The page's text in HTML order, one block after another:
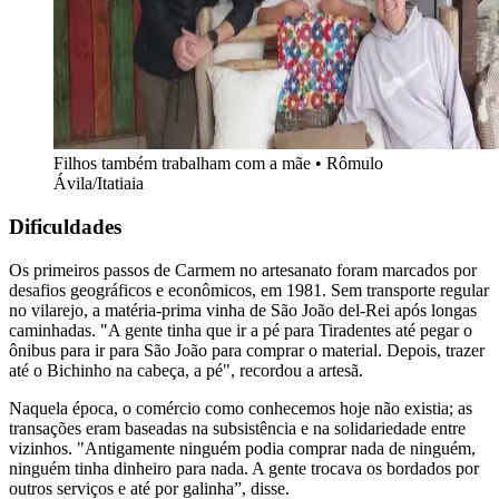
Filhos também trabalham com a mãe • Rômulo
Ávila/Itatiaia
Dificuldades
Os primeiros passos de Carmem no artesanato foram marcados por
desafios geográficos e econômicos, em 1981. Sem transporte regular
no vilarejo, a matéria-prima vinha de São João del-Rei após longas
caminhadas. "A gente tinha que ir a pé para Tiradentes até pegar o
ônibus para ir para São João para comprar o material. Depois, trazer
até o Bichinho na cabeça, a pé", recordou a artesã.
Naquela época, o comércio como conhecemos hoje não existia; as
transações eram baseadas na subsistência e na solidariedade entre
vizinhos. "Antigamente ninguém podia comprar nada de ninguém,
ninguém tinha dinheiro para nada. A gente trocava os bordados por
outros serviços e até por galinha”, disse.